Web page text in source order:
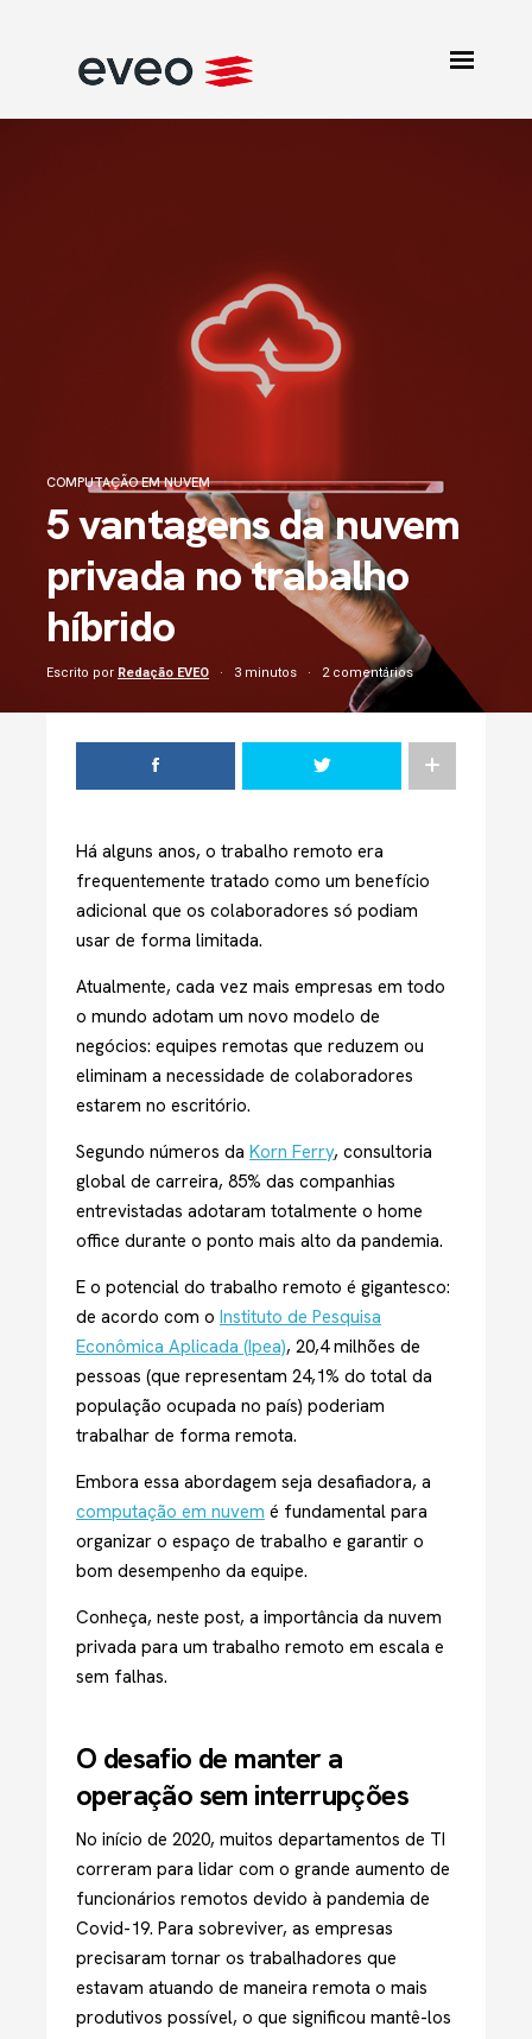
COMPUTAÇÃO EM NUVEM
5 vantagens da nuvem
privada no trabalho
híbrido
Escrito por Redação EVEO 3 minutos 2 comentários
Há alguns anos, o trabalho remoto era
frequentemente tratado como um benefício
adicional que os colaboradores só podiam
usar de forma limitada.
Atualmente, cada vez mais empresas em todo
o mundo adotam um novo modelo de
negócios: equipes remotas que reduzem ou
eliminam a necessidade de colaboradores
estarem no escritório.
Segundo números da Korn Ferry, consultoria
global de carreira, 85% das companhias
entrevistadas adotaram totalmente o home
office durante o ponto mais alto da pandemia.
E o potencial do trabalho remoto é gigantesco:
de acordo com o Instituto de Pesquisa
Econômica Aplicada (Ipea), 20,4 milhões de
pessoas (que representam 24,1% do total da
população ocupada no país) poderiam
trabalhar de forma remota.
Embora essa abordagem seja desafiadora, a
computação em nuvem é fundamental para
organizar o espaço de trabalho e garantir o
bom desempenho da equipe.
Conheça, neste post, a importância da nuvem
privada para um trabalho remoto em escala e
sem falhas.
O desafio de manter a
operação sem interrupções
No início de 2020, muitos departamentos de TI
correram para lidar com o grande aumento de
funcionários remotos devido à pandemia de
Covid-19. Para sobreviver, as empresas
precisaram tornar os trabalhadores que
estavam atuando de maneira remota o mais
produtivos possível, o que significou mantê-los